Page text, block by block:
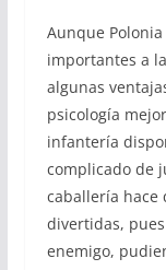
Aunque
importantes a
algunas
psicología
infantería
complicado de
caballería hace
divertidas,
enemigo,